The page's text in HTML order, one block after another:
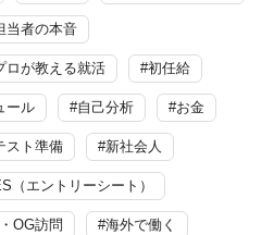
当者の本音
ロが教える就活 #初任給
ール #自己分析 #お金
スト準備 #新社会人
（エントリーシート）
OG訪問 #海外で働く